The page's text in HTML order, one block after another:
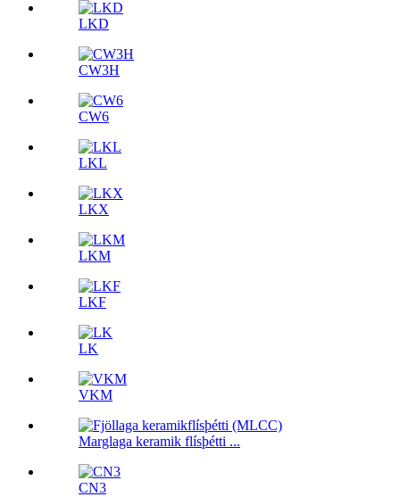
LKD
CW3H
CW6
LKL
LKX
LKM
LKF
LK
VKM
Marglaga keramik flísþétti ...
CN3